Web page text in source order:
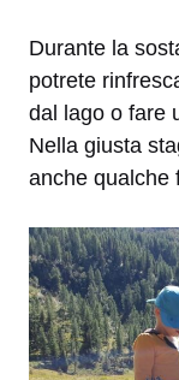
Durante la
potrete
dal lago o fare
Nella giusta
anche qualche